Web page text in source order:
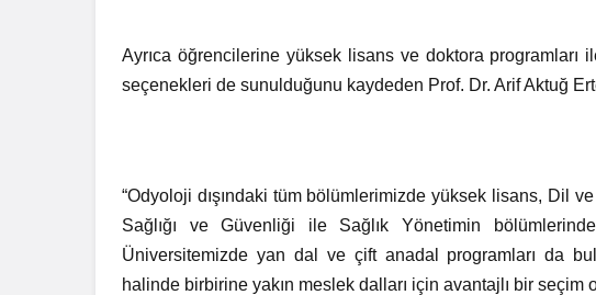
Ayrıca öğrencilerine yüksek lisans ve doktora programları
seçenekleri de sunulduğunu kaydeden Prof. Dr. Arif Aktuğ
“Odyoloji dışındaki tüm bölümlerimizde yüksek lisans, Dil
Sağlığı ve Güvenliği ile Sağlık Yönetimin
Üniversitemizde yan dal ve çift anadal programları da
halinde birbirine yakın meslek dalları için avantajlı bir seçim